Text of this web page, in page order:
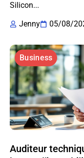
Silicon...
Jenny
05/08/
Business
Auditeur